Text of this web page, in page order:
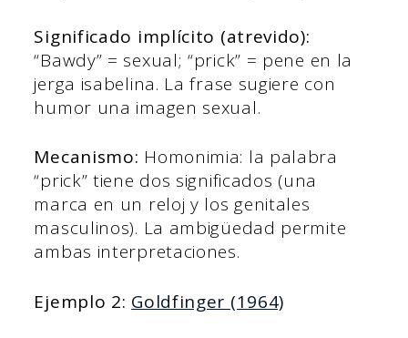
Significado implícito (atrevido):
“Bawdy” = sexual; “prick” = pene en la
jerga isabelina. La frase sugiere con
humor una imagen sexual.
Mecanismo: Homonimia: la palabra
“prick” tiene dos significados (una
marca en un reloj y los genitales
masculinos). La ambigüedad permite
ambas interpretaciones.
Ejemplo 2: Goldfinger (1964)